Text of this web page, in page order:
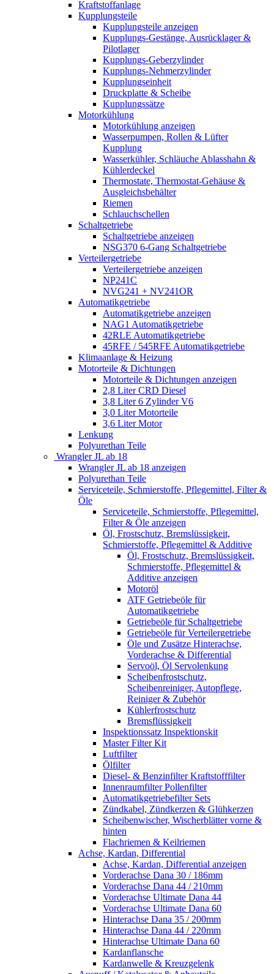
Kraftstoffanlage
Kupplungsteile
Kupplungsteile anzeigen
Kupplungs-Gestänge, Ausrücklager &
Pilotlager
Kupplungs-Geberzylinder
Kupplungs-Nehmerzylinder
Kupplungseinheit
Druckplatte & Scheibe
Kupplungssätze
Motorkühlung
Motorkühlung anzeigen
Wasserpumpen, Rollen & Lüfter
Kupplung
Wasserkühler, Schläuche Ablasshahn &
Kühlerdeckel
Thermostate, Thermostat-Gehäuse &
Ausgleichsbehälter
Riemen
Schlauchschellen
Schaltgetriebe
Schaltgetriebe anzeigen
NSG370 6-Gang Schaltgetriebe
Verteilergetriebe
Verteilergetriebe anzeigen
NP241C
NVG241 + NV241OR
Automatikgetriebe
Automatikgetriebe anzeigen
NAG1 Automatikgetriebe
42RLE Automatikgetriebe
45RFE / 545RFE Automatikgetriebe
Klimaanlage & Heizung
Motorteile & Dichtungen
Motorteile & Dichtungen anzeigen
2,8 Liter CRD Diesel
3,8 Liter 6 Zylinder V6
3,0 Liter Motorteile
3,6 Liter Motor
Lenkung
Polyurethan Teile
Wrangler JL ab 18
Wrangler JL ab 18 anzeigen
Polyurethan Teile
Serviceteile, Schmierstoffe, Pflegemittel, Filter &
Öle
Serviceteile, Schmierstoffe, Pflegemittel,
Filter & Öle anzeigen
Öl, Frostschutz, Bremslüssigkeit,
Schmierstoffe, Pflegemittel & Additive
Öl, Frostschutz, Bremslüssigkeit,
Schmierstoffe, Pflegemittel &
Additive anzeigen
Motoröl
ATF Getriebeöle für
Automatikgetriebe
Getriebeöle für Schaltgetriebe
Getriebeöle für Verteilergetriebe
Öle und Zusätze Hinterachse,
Vorderachse & Differential
Servoöl, Öl Servolenkung
Scheibenfrostschutz,
Scheibenreiniger, Autopflege,
Reiniger & Zubehör
Kühlerfrostschutz
Bremsflüssigkeit
Inspektionssatz Inspektionskit
Master Filter Kit
Luftfilter
Ölfilter
Diesel- & Benzinfilter Kraftstofffilter
Innenraumfilter Pollenfilter
Automatikgetriebefilter Sets
Zündkabel, Zündkerzen & Glühkerzen
Scheibenwischer, Wischerblätter vorne &
hinten
Flachriemen & Keilriemen
Achse, Kardan, Differential
Achse, Kardan, Differential anzeigen
Vorderachse Dana 30 / 186mm
Vorderachse Dana 44 / 210mm
Vorderachse Ultimate Dana 44
Vorderachse Ultimate Dana 60
Hinterachse Dana 35 / 200mm
Hinterachse Dana 44 / 220mm
Hinterachse Ultimate Dana 60
Kardanflansche
Kardanwelle & Kreuzgelenk